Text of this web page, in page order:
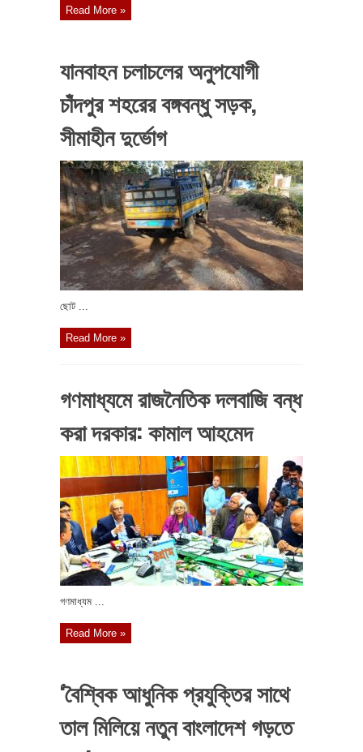
Read More »
যানবাহন চলাচলের অনুপযোগী
চাঁদপুর শহরের বঙ্গবন্ধু সড়ক,
সীমাহীন দুর্ভোগ
ছোট ...
Read More »
গণমাধ্যমে রাজনৈতিক দলবাজি বন্ধ
করা দরকার: কামাল আহমেদ
গণমাধ্যম ...
Read More »
‘বৈশ্বিক আধুনিক প্রযুক্তির সাথে
তাল মিলিয়ে নতুন বাংলাদেশ গড়তে